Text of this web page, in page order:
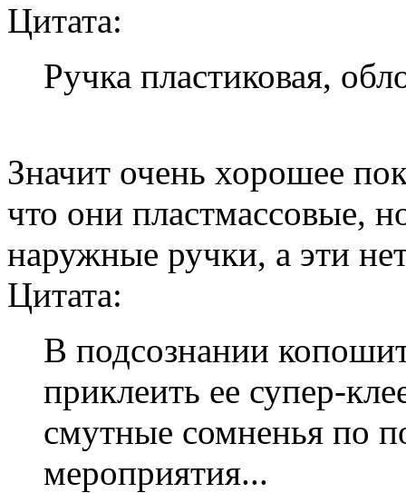
Цитата:
Ручка пластиковая,
Значит очень хорошее
что они пластмассовые,
наружные ручки, а эти
Цитата:
В подсознании
приклеить ее супер-
смутные сомненья по
мероприятия...